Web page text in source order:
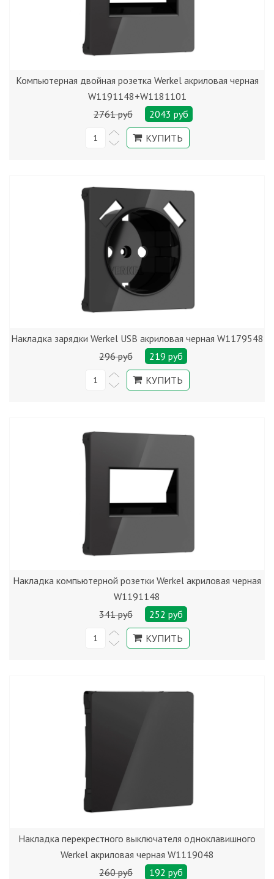
Компьютерная двойная розетка Werkel акриловая черная
W1191148+W1181101
2761 руб
2043 руб
Накладка зарядки Werkel USB акриловая черная W1179548
296 руб
219 руб
Накладка компьютерной розетки Werkel акриловая черная
W1191148
341 руб
252 руб
Накладка перекрестного выключателя одноклавишного
Werkel акриловая черная W1119048
260 руб
192 руб